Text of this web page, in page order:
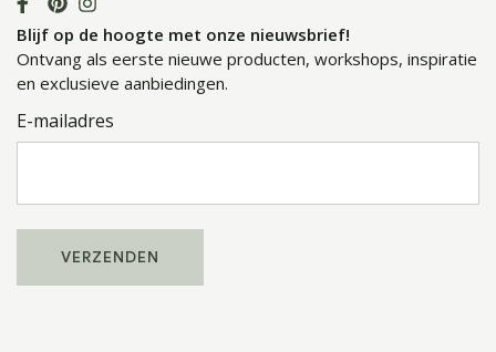
Blijf op de hoogte met onze nieuwsbrief!
Ontvang als eerste nieuwe producten, workshops, inspiratie
en exclusieve aanbiedingen.
E-mailadres